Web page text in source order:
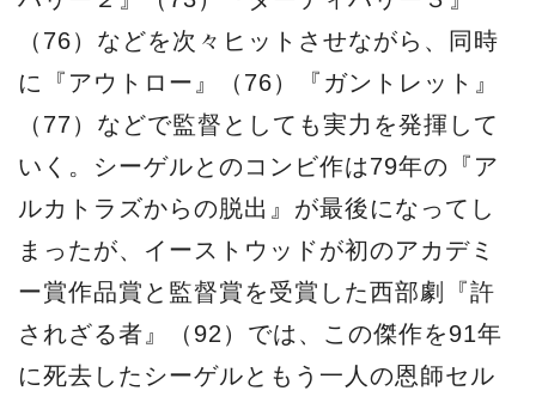
（76）などを次々ヒットさせながら、同時
に『アウトロー』（76）『ガントレット』
（77）などで監督としても実力を発揮して
いく。シーゲルとのコンビ作は79年の『ア
ルカトラズからの脱出』が最後になってし
まったが、イーストウッドが初のアカデミ
ー賞作品賞と監督賞を受賞した西部劇『許
されざる者』（92）では、この傑作を91年
に死去したシーゲルともう一人の恩師セル